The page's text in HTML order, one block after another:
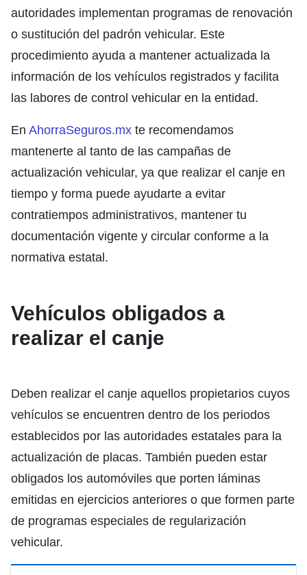
autoridades implementan programas de renovación
o sustitución del padrón vehicular. Este
procedimiento ayuda a mantener actualizada la
información de los vehículos registrados y facilita
las labores de control vehicular en la entidad.
En AhorraSeguros.mx te recomendamos
mantenerte al tanto de las campañas de
actualización vehicular, ya que realizar el canje en
tiempo y forma puede ayudarte a evitar
contratiempos administrativos, mantener tu
documentación vigente y circular conforme a la
normativa estatal.
Vehículos obligados a
realizar el canje
Deben realizar el canje aquellos propietarios cuyos
vehículos se encuentren dentro de los periodos
establecidos por las autoridades estatales para la
actualización de placas. También pueden estar
obligados los automóviles que porten láminas
emitidas en ejercicios anteriores o que formen parte
de programas especiales de regularización
vehicular.